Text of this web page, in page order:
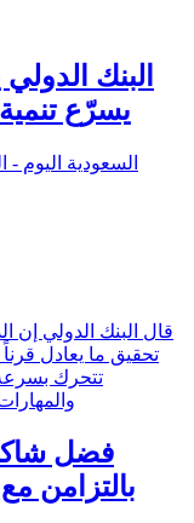
البنك
يسرّع
قال البنك الدولي إن
تحقيق ما يعادل
تتحرك
فضل
بالتزامن